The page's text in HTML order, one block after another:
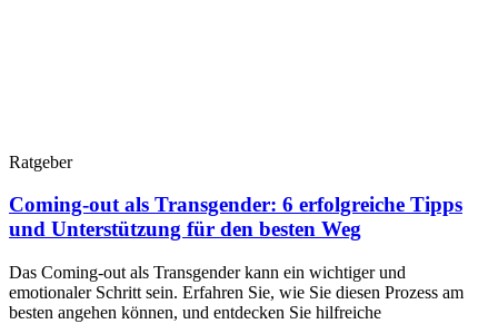
Ratgeber
Coming-out als Transgender: 6 erfolgreiche Tipps
und Unterstützung für den besten Weg
Das Coming-out als Transgender kann ein wichtiger und
emotionaler Schritt sein. Erfahren Sie, wie Sie diesen Prozess am
besten angehen können, und entdecken Sie hilfreiche